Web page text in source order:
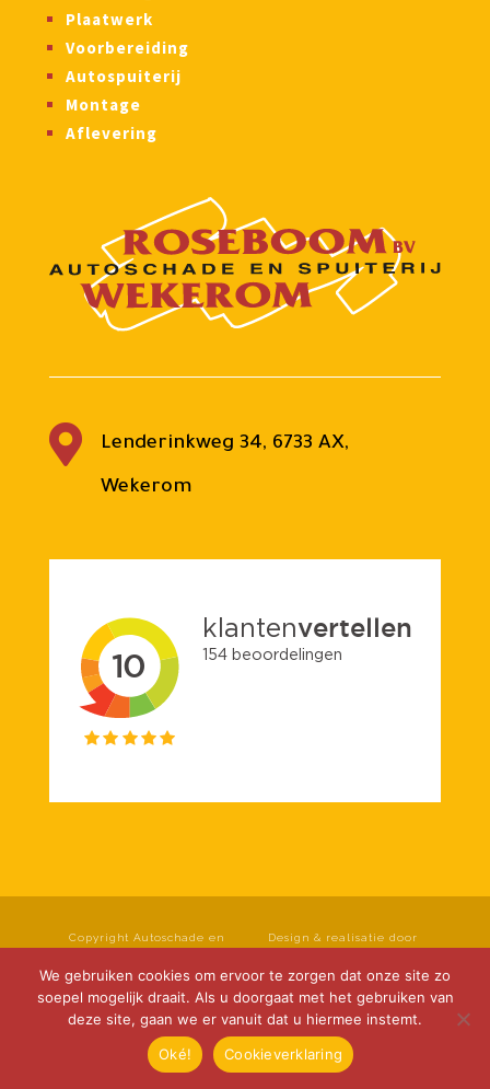
Plaatwerk
Voorbereiding
Autospuiterij
Montage
Aflevering

Lenderinkweg 34, 6733 AX,
Wekerom
Copyright Autoschade en
rechten voorbehouden.
Privacyverklaring |
Cookieverklaring
Disclaimer
Design & realisatie door
We gebruiken cookies om ervoor te zorgen dat onze site zo
soepel mogelijk draait. Als u doorgaat met het gebruiken van
deze site, gaan we er vanuit dat u hiermee instemt.
Oké!
Cookieverklaring